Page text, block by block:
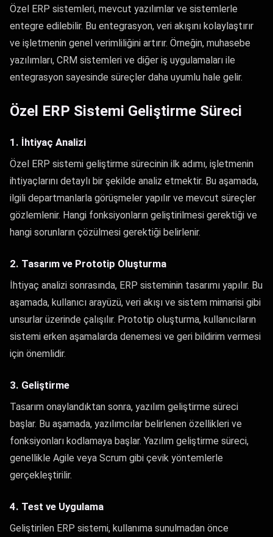
Özel ERP sistemleri, mevcut yazılımlar ve sistemlerle
entegre edilebilir. Bu entegrasyon, veri akışını kolaylaştırır
ve işletmenin genel verimliliğini artırır. Örneğin, muhasebe
yazılımları, CRM sistemleri ve diğer iş uygulamaları ile
entegrasyon sayesinde süreçler daha uyumlu hale gelir.
Özel ERP Sistemi Geliştirme Süreci
1. İhtiyaç Analizi
Özel ERP sistemi geliştirme sürecinin ilk adımı, işletmenin
ihtiyaçlarını detaylı bir şekilde analiz etmektir. Bu aşamada,
ilgili departmanlarla görüşmeler yapılır ve mevcut süreçler
gözlemlenir. Hangi fonksiyonların geliştirilmesi gerektiği ve
hangi sorunların çözülmesi gerektiği belirlenir.
2. Tasarım ve Prototip Oluşturma
İhtiyaç analizi sonrasında, ERP sisteminin tasarımı yapılır. Bu
aşamada, kullanıcı arayüzü, veri akışı ve sistem mimarisi gibi
unsurlar üzerinde çalışılır. Prototip oluşturma, kullanıcıların
sistemi erken aşamalarda denemesi ve geri bildirim vermesi
için önemlidir.
3. Geliştirme
Tasarım onaylandıktan sonra, yazılım geliştirme süreci
başlar. Bu aşamada, yazılımcılar belirlenen özellikleri ve
fonksiyonları kodlamaya başlar. Yazılım geliştirme süreci,
genellikle Agile veya Scrum gibi çevik yöntemlerle
gerçekleştirilir.
4. Test ve Uygulama
Geliştirilen ERP sistemi, kullanıma sunulmadan önce